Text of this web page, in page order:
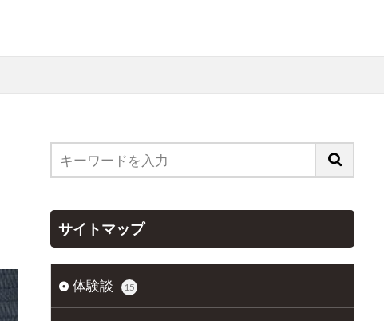
サイトマップ
体験談 15